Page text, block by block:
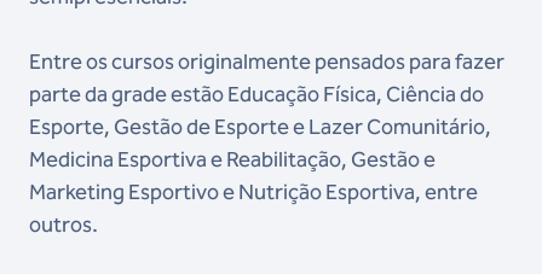
Entre os cursos originalmente pensados para fazer
parte da grade estão Educação Física, Ciência do
Esporte, Gestão de Esporte e Lazer Comunitário,
Medicina Esportiva e Reabilitação, Gestão e
Marketing Esportivo e Nutrição Esportiva, entre
outros.